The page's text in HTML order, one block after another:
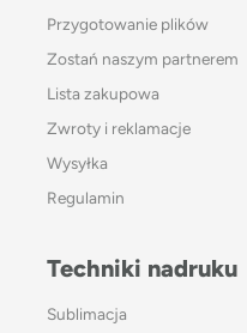
Przygotowanie plików
Zostań naszym partnerem
Lista zakupowa
Zwroty i reklamacje
Wysyłka
Regulamin
Techniki nadruku
Sublimacja